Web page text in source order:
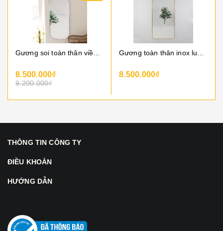
Gương soi toàn thân viền inox trắng
8.500.000₫
9.200.000₫
Gương toàn thân inox luxury
8.500.000₫
THÔNG TIN CÔNG TY
ĐIỀU KHOẢN
HƯỚNG DẪN